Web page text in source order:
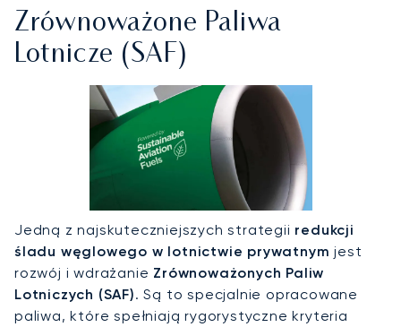
Zrównoważone Paliwa
Lotnicze (SAF)
Jedną z najskuteczniejszych strategii redukcji
śladu węglowego w lotnictwie prywatnym jest
rozwój i wdrażanie Zrównoważonych Paliw
Lotniczych (SAF). Są to specjalnie opracowane
paliwa, które spełniają rygorystyczne kryteria